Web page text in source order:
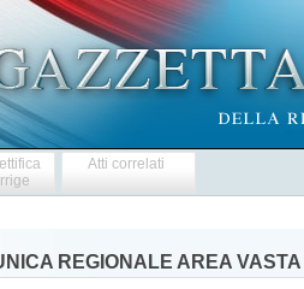
Atti correlati
REGIONALE AREA VASTA